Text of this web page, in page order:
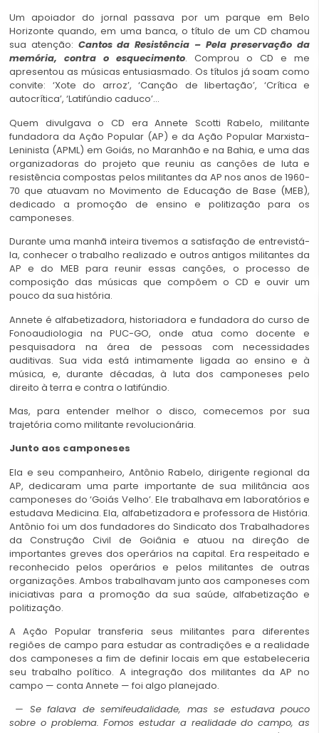
Um apoiador do jornal passava por um parque em Belo
Horizonte quando, em uma banca, o título de um CD chamou
sua atenção: Cantos da Resistência – Pela preservação da
memória, contra o esquecimento. Comprou o CD e me
apresentou as músicas entusiasmado. Os títulos já soam como
convite: ‘Xote do arroz’, ‘Canção de libertação’, ‘Crítica e
autocrítica’, ‘Latifúndio caduco’…
Quem divulgava o CD era Annete Scotti Rabelo, militante
fundadora da Ação Popular (AP) e da Ação Popular Marxista-
Leninista (APML) em Goiás, no Maranhão e na Bahia, e uma das
organizadoras do projeto que reuniu as canções de luta e
resistência compostas pelos militantes da AP nos anos de 1960-
70 que atuavam no Movimento de Educação de Base (MEB),
dedicado a promoção de ensino e politização para os
camponeses.
Durante uma manhã inteira tivemos a satisfação de entrevistá-
la, conhecer o trabalho realizado e outros antigos militantes da
AP e do MEB para reunir essas canções, o processo de
composição das músicas que compõem o CD e ouvir um
pouco da sua história.
Annete é alfabetizadora, historiadora e fundadora do curso de
Fonoaudiologia na PUC-GO, onde atua como docente e
pesquisadora na área de pessoas com necessidades
auditivas. Sua vida está intimamente ligada ao ensino e à
música, e, durante décadas, à luta dos camponeses pelo
direito à terra e contra o latifúndio.
Mas, para entender melhor o disco, comecemos por sua
trajetória como militante revolucionária.
Junto aos camponeses
Ela e seu companheiro, Antônio Rabelo, dirigente regional da
AP, dedicaram uma parte importante de sua militância aos
camponeses do ‘Goiás Velho’. Ele trabalhava em laboratórios e
estudava Medicina. Ela, alfabetizadora e professora de História.
Antônio foi um dos fundadores do Sindicato dos Trabalhadores
da Construção Civil de Goiânia e atuou na direção de
importantes greves dos operários na capital. Era respeitado e
reconhecido pelos operários e pelos militantes de outras
organizações. Ambos trabalhavam junto aos camponeses com
iniciativas para a promoção da sua saúde, alfabetização e
politização.
A Ação Popular transferia seus militantes para diferentes
regiões de campo para estudar as contradições e a realidade
dos camponeses a fim de definir locais em que estabeleceria
seu trabalho político. A integração dos militantes da AP no
campo — conta Annete — foi algo planejado.
— Se falava de semifeudalidade, mas se estudava pouco
sobre o problema. Fomos estudar a realidade do campo, as